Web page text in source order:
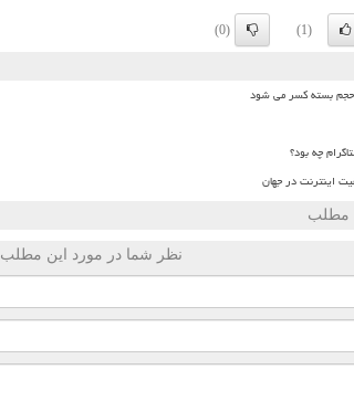
(1)
(0)
حجم بسته کسر می شود
چه بود؟
مطلب
نظر شما در مورد این مطلب